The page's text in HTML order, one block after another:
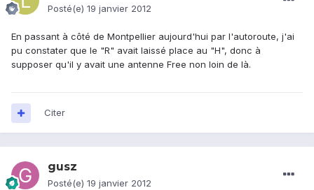
Posté(e) 19 janvier 2012
En passant à côté de Montpellier aujourd'hui par l'autoroute, j'ai
pu constater que le "R" avait laissé place au "H", donc à
supposer qu'il y avait une antenne Free non loin de là.
Citer
gusz
Posté(e) 19 janvier 2012